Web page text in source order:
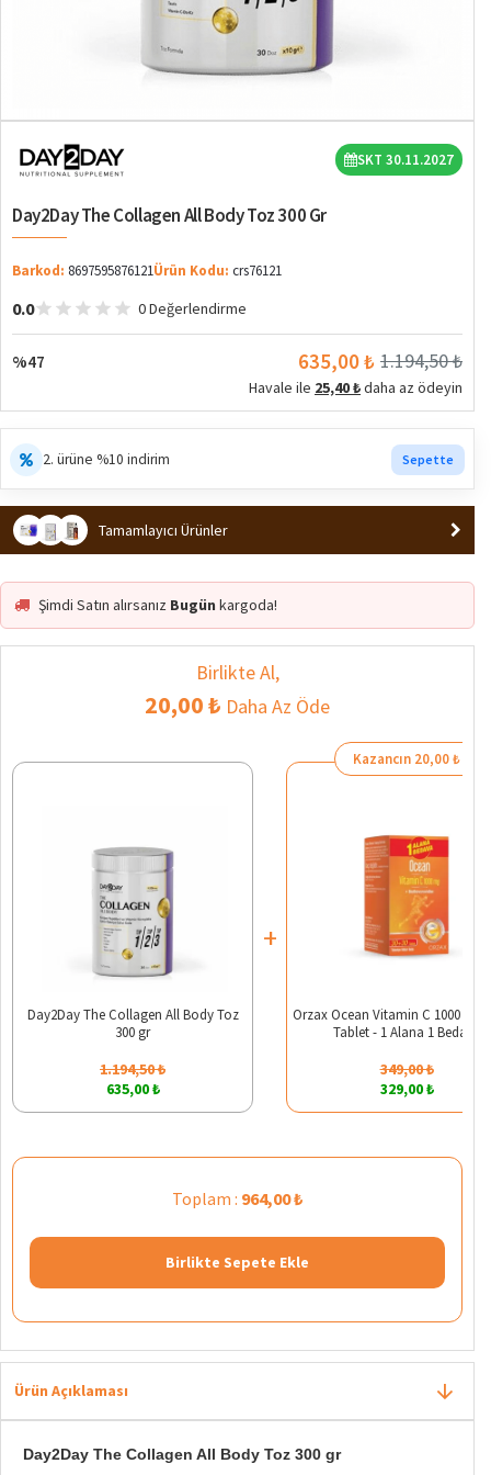
%47
SKT 30.11.2027
Day2Day The Collagen All Body Toz 300 Gr
Barkod: 8697595876121Ürün Kodu: crs76121
0.0 0 Değerlendirme
%47 635,00 ₺ 1.194,50 ₺
Havale ile 25,40 ₺daha az ödeyin
2. ürüne %10 indirim Sepette
Tamamlayıcı Ürünler
Şimdi Satın alırsanız Bugün kargoda!
Birlikte Al,
20,00 ₺ Daha Az Öde
Day2Day The Collagen All Body Toz
300 gr
1.194,50 ₺
635,00 ₺
+
Kazancın 20,00 ₺
Orzax Ocean Vitamin C 1000 mg
Tablet - 1 Alana 1 Bedava
349,00 ₺
329,00 ₺
Toplam : 964,00 ₺
Birlikte Sepete Ekle
Ürün Açıklaması
Day2Day The Collagen All Body Toz 300 gr